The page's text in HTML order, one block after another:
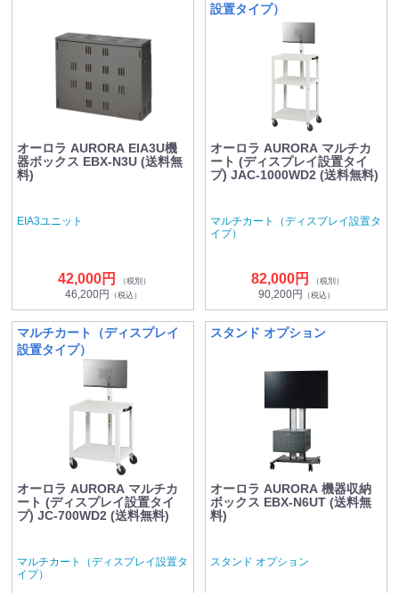
オーロラ AURORA EIA3U機
器ボックス EBX-N3U (送料無
料)
EIA3ユニット
42,000円 （税別）
46,200円 （税込）
設置タイプ）
オーロラ AURORA マルチカ
ート (ディスプレイ設置タイ
プ) JAC-1000WD2 (送料無料)
マルチカート（ディスプレイ設置タ
イプ）
82,000円 （税別）
90,200円 （税込）
マルチカート（ディスプレイ
設置タイプ）
オーロラ AURORA マルチカ
ート (ディスプレイ設置タイ
プ) JC-700WD2 (送料無料)
マルチカート（ディスプレイ設置タ
イプ）
スタンド オプション
オーロラ AURORA 機器収納
ボックス EBX-N6UT (送料無
料)
スタンド オプション